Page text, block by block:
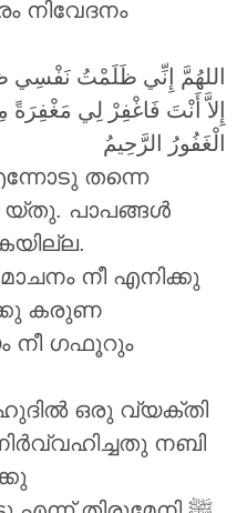
നിവേദനം
اللهُمَّ إِنِّي ظَلَمْتُ نَفْسِي
إِلاَّ أَنْتَ فَاغْفِرْ لِي
الْغَفُورُ الرَّحِيمُ
തന്നെ
യ്തു. പാപങ്ങൾ
നീ എനിക്കു
കരുണ
നീ ഗഫൂറും
ഒരു വ്യക്തി
നബി